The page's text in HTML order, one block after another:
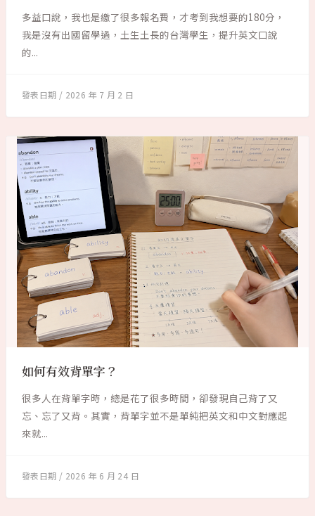
多益口說，我也是繳了很多報名費，才考到我想要的180分，
我是沒有出國留學過，土生土長的台灣學生，提升英文口說
的...
2026 年 7 月 2 日
如何有效背單字？
很多人在背單字時，總是花了很多時間，卻發現自己背了又
忘、忘了又背。其實，背單字並不是單純把英文和中文對應起
來就...
2026 年 6 月 24 日